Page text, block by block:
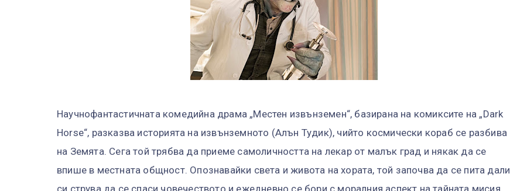
Научнофантастичната комедийна драма „Местен извънземен“, базирана на комиксите на „Dark
Horse“, разказва историята на извънземното (Алън Тудик), чийто космически кораб се разбива
на Земята. Сега той трябва да приеме самоличността на лекар от малък град и някак да се
впише в местната общност. Опознавайки света и живота на хората, той започва да се пита дали
си струва да се спаси човечеството и ежедневно се бори с моралния аспект на тайната мисия,